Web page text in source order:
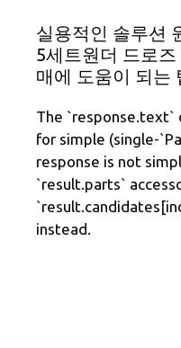
실용적인 솔루션
5세트원더 드로
매에 도움이 되는
The `response.text`
for simple (single-
response is not
`result.parts`
instead.